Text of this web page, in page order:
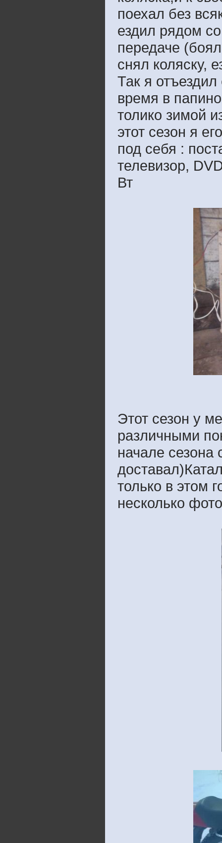
поехал без
ездил рядом
передаче
снял коляску,
Так я
время в
толико зимой
этот сезон я
под себя :
телевизор,
Вт
Этот сезон у
различными
начале сезона
только в этом
несколько